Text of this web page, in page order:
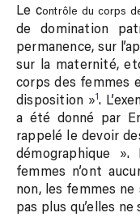
Le contrôle du corps
de domination
permanence, sur
sur la maternité,
corps des femmes
disposition »1.
a été donné par
rappelé le devoir
démographique
femmes n’ont
non, les femmes
pas plus qu’elles